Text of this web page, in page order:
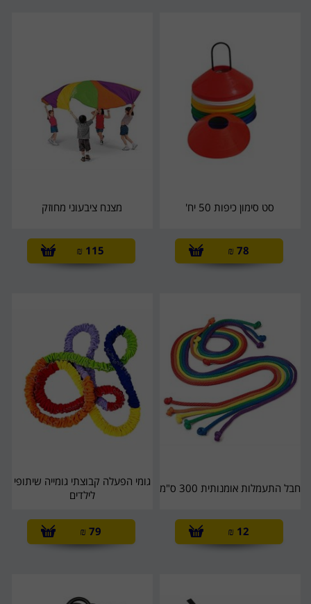
סט סימון כיפות 50 יח'
78
₪
מצנח ציבעוני מחוזק
115
₪
חבל התעמלות אומנותית 300 ס"מ
12
₪
גומי הפעלה קבוצתי גומייה שיתופי
לילדים
79
₪